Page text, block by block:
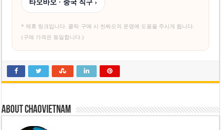
타오바오 · 중국 직구 ›
* 제휴 링크입니다. 클릭·구매 시 씬짜오의 운영에 도움을 주시게 됩니다.
(구매 가격은 동일합니다.)
About chaovietnam